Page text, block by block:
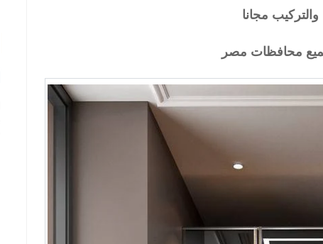
مجانا
محافظات مصر